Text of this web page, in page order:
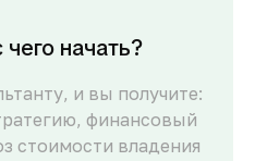
начать?
и вы получите:
финансовый
стоимости владения